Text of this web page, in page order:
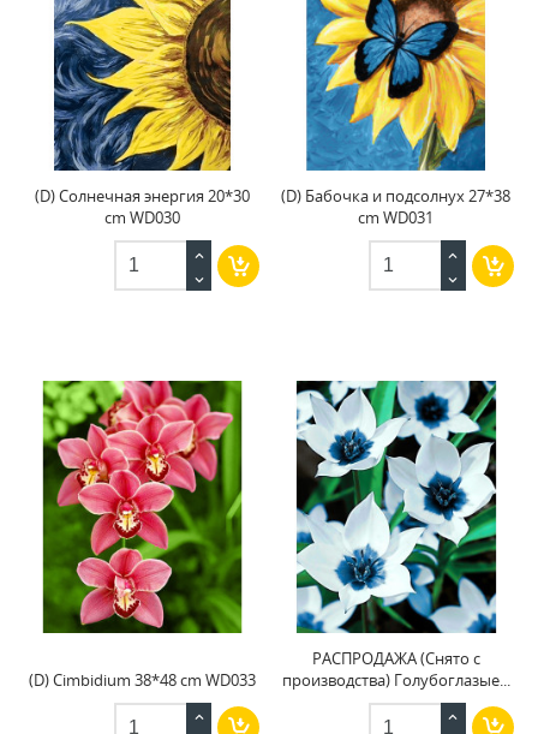
(D) Солнечная энергия 20*30
cm WD030
(D) Бабочка и подсолнух 27*38
cm WD031
(D) Cimbidium 38*48 cm WD033
РАСПРОДАЖА (Снято с
производства) Голубоглазые...